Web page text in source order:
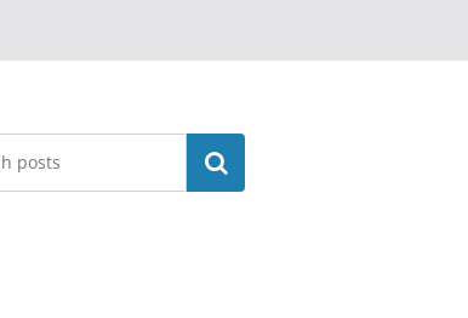
Search